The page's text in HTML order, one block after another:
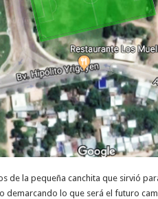
de la pequeña canchita que sirvió
demarcando lo que será el futuro